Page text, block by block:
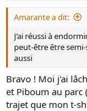
Amarante a dit:
J’ai réussi à
peut-être être
aussi
Bravo ! Moi j'ai
et Piboum au parc
trajet que mon t-